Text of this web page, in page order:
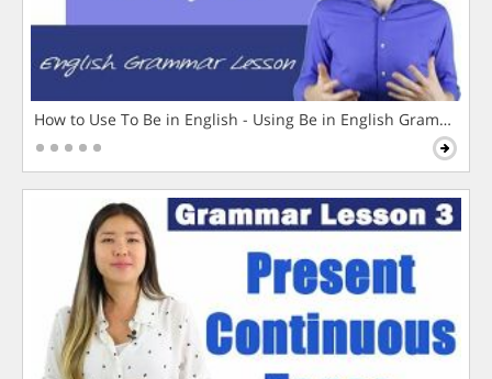
How to Use To Be in English - Using Be in English Grammar